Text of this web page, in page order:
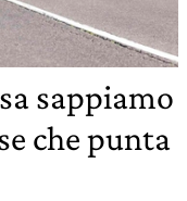
sappiamo
che punta